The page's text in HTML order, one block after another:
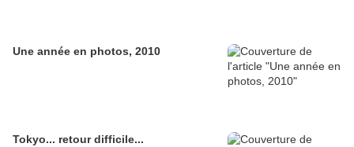
Une année en photos, 2010
Tokyo... retour difficile...